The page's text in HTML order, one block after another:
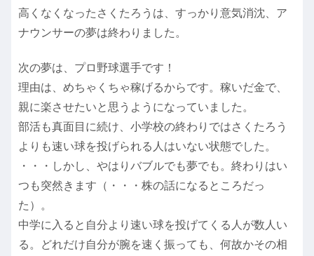
高くなくなったさくたろうは、すっかり意気消沈、ア
ナウンサーの夢は終わりました。
次の夢は、プロ野球選手です！
理由は、めちゃくちゃ稼げるからです。稼いだ金で、
親に楽させたいと思うようになっていました。
部活も真面目に続け、小学校の終わりではさくたろう
よりも速い球を投げられる人はいない状態でした。
・・・しかし、やはりバブルでも夢でも。終わりはい
つも突然きます（・・・株の話になるところだっ
た）。
中学に入ると自分より速い球を投げてくる人が数人い
る。どれだけ自分が腕を速く振っても、何故かその相